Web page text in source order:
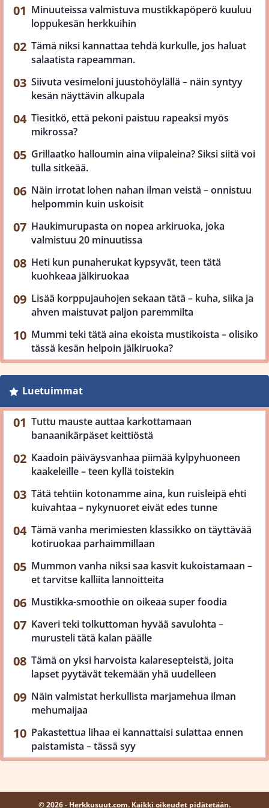
Minuuteissa valmistuva mustikkapöperö kuuluu
loppukesän herkkuihin
Tämä niksi kannattaa tehdä kurkulle, jos haluat
salaatista rapeamman.
Siivuta vesimeloni juustohöylällä – näin syntyy
kesän näyttävin alkupala
Tiesitkö, että pekoni paistuu rapeaksi myös
mikrossa?
Grillaatko halloumin aina viipaleina? Siksi siitä voi
tulla sitkeää.
Näin irrotat lohen nahan ilman veistä – onnistuu
helpommin kuin uskoisit
Haukimurupasta on nopea arkiruoka, joka
valmistuu 20 minuutissa
Heti kun punaherukat kypsyvät, teen tätä
kuohkeaa jälkiruokaa
Lisää korppujauhojen sekaan tätä – kuha, siika ja
ahven maistuvat paljon paremmilta
Mummi teki tätä aina ekoista mustikoista – olisiko
tässä kesän helpoin jälkiruoka?
Luetuimmat
Tuttu mauste auttaa karkottamaan
banaanikärpäset keittiöstä
Kaadoin päiväysvanhaa piimää kylpyhuoneen
kaakeleille – teen kyllä toistekin
Tätä tehtiin kotonamme aina, kun ruisleipä ehti
kuivahtaa – nykynuoret eivät edes tunne
Tämä vanha merimiesten klassikko on täyttävää
kotiruokaa parhaimmillaan
Mummon vanha niksi saa kasvit kukoistamaan –
et tarvitse kalliita lannoitteita
Mustikka-smoothie on oikeaa super foodia
Kaveri teki tolkuttoman hyvää savulohta –
murusteli tätä kalan päälle
Tämä on yksi harvoista kalaresepteistä, joita
lapset pyytävät tekemään yhä uudelleen
Näin valmistat herkullista marjamehua ilman
mehumaijaa
Pakastettua lihaa ei kannattaisi sulattaa ennen
paistamista – tässä syy
© 2026 - Herkkusuut.com. Kaikki oikeudet pidätetään.